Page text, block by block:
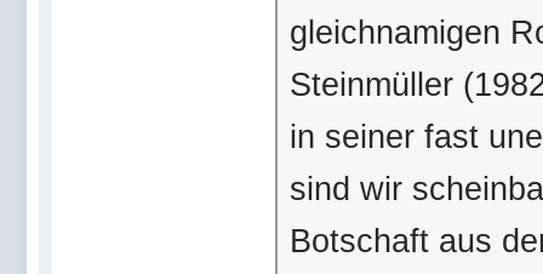
gleichnamigen
Steinmüller
in seiner fast
sind wir
Botschaft aus